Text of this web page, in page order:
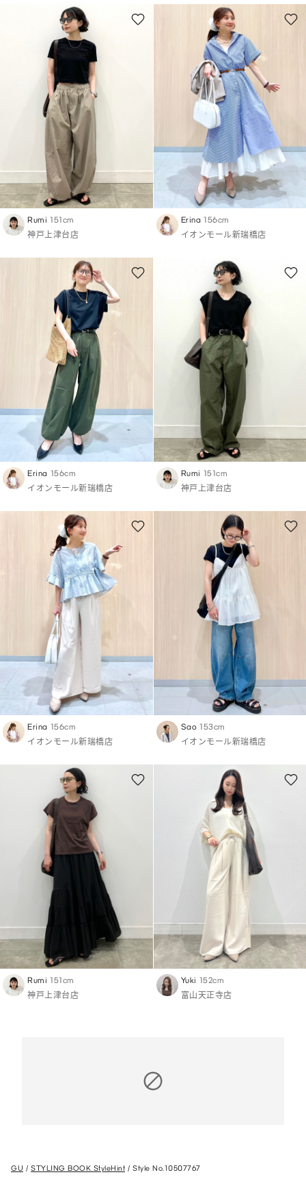
Rumi 151cm
神戸上津台店
Erina 156cm
イオンモール新瑞橋店
Erina 156cm
イオンモール新瑞橋店
Rumi 151cm
神戸上津台店
Erina 156cm
イオンモール新瑞橋店
Sao 153cm
イオンモール新瑞橋店
Rumi 151cm
神戸上津台店
Yuki 152cm
富山天正寺店
GU STYLING BOOK StyleHint Style No.10507767